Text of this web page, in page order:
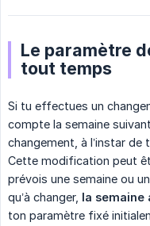
Le paramètre
tout temps
Si tu effectues un
compte la semaine
changement, à l’instar
Cette modification peut
prévois une semaine ou
qu’à changer, la semaine
ton paramètre fixé